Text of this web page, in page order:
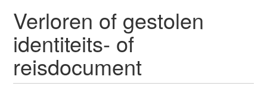
Verloren of gestolen
identiteits- of
reisdocument